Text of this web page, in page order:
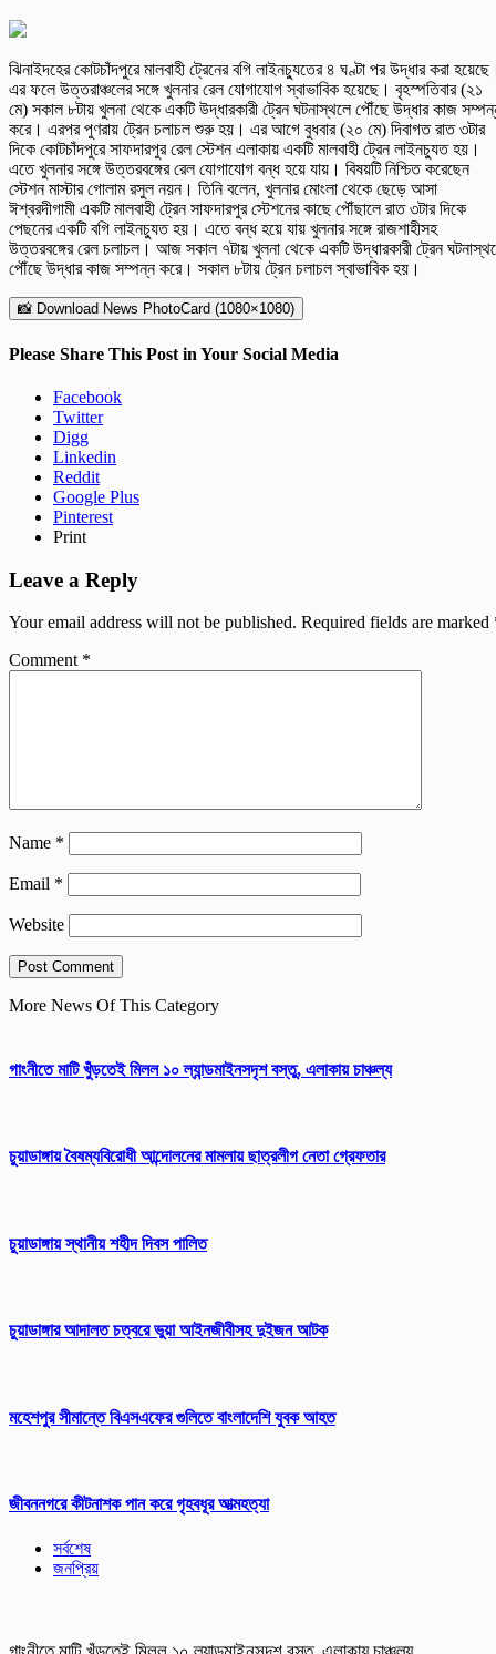
ঝিনাইদহের কোটচাঁদপুরে মালবাহী ট্রেনের বগি লাইনচ্যুতের ৪ ঘণ্টা পর উদ্ধার করা
এর ফলে উত্তরাঞ্চলের সঙ্গে খুলনার রেল যোগাযোগ স্বাভাবিক হয়েছে। বৃহস্পতিবার (২১
মে) সকাল ৮টায় খুলনা থেকে একটি উদ্ধারকারী ট্রেন ঘটনাস্থলে পৌঁছে উদ্ধার কাজ
করে। এরপর পুণরায় ট্রেন চলাচল শুরু হয়। এর আগে বুধবার (২০ মে) দিবাগত রাত ৩টার
দিকে কোটচাঁদপুরে সাফদারপুর রেল স্টেশন এলাকায় একটি মালবাহী ট্রেন লাইনচ্যুত হয়।
এতে খুলনার সঙ্গে উত্তরবঙ্গের রেল যোগাযোগ বন্ধ হয়ে যায়। বিষয়টি নিশ্চিত করেছেন
স্টেশন মাস্টার গোলাম রসুল নয়ন। তিনি বলেন, খুলনার মোংলা থেকে ছেড়ে আসা
ঈশ্বরদীগামী একটি মালবাহী ট্রেন সাফদারপুর স্টেশনের কাছে পৌঁছালে রাত ৩টার দিকে
পেছনের একটি বগি লাইনচ্যুত হয়। এতে বন্ধ হয়ে যায় খুলনার সঙ্গে রাজশাহীসহ
উত্তরবঙ্গের রেল চলাচল। আজ সকাল ৭টায় খুলনা থেকে একটি উদ্ধারকারী ট্রেন
পৌঁছে উদ্ধার কাজ সম্পন্ন করে। সকাল ৮টায় ট্রেন চলাচল স্বাভাবিক হয়।
📸 Download News PhotoCard (1080×1080)
Please Share This Post in Your Social Media
Facebook
Twitter
Digg
Linkedin
Reddit
Google Plus
Pinterest
Print
Leave a Reply
Your email address will not be published. Required fields are marked
Comment *
Name *
Email *
Website
More News Of This Category
গাংনীতে মাটি খুঁড়তেই মিলল ১০ ল্যান্ডমাইনসদৃশ বস্তু, এলাকায় চাঞ্চল্য
চুয়াডাঙ্গায় বৈষম্যবিরোধী আন্দোলনের মামলায় ছাত্রলীগ নেতা গ্রেফতার
চুয়াডাঙ্গায় স্থানীয় শহীদ দিবস পা‌লিত
চুয়াডাঙ্গার আদালত চত্বরে ভুয়া আইনজীবীসহ দুইজন আটক
মহেশপুর সীমান্তে বিএসএফের গুলিতে বাংলাদেশি যুবক আহত
জীবননগরে কীটনাশক পান করে গৃহবধূর আত্মহত্যা
সর্বশেষ
জনপ্রিয়